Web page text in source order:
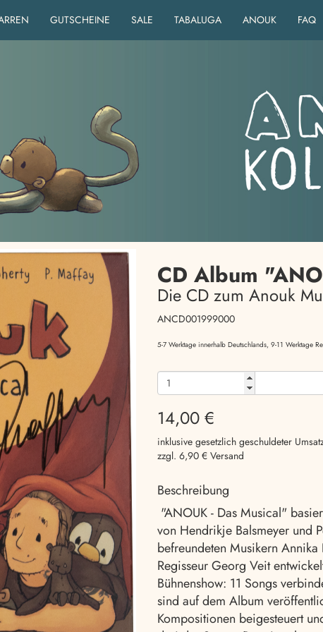
GUTSCHEINE SALE TABALUGA ANOUK FAQ
CD Album
Die CD zum Anouk
ANCD001999000
5-7 Werktage innerhalb Deutschlands, 9-11 Werktage
14,00 €
inklusive gesetzlich geschuldeter
zzgl. 6,90 € Versand
Beschreibung
"ANOUK - Das Musical"
von Hendrikje Balsmeyer und
befreundeten Musikern
Regisseur Georg Veit
Bühnenshow: 11 Songs
sind auf dem Album
Kompositionen beigesteuert